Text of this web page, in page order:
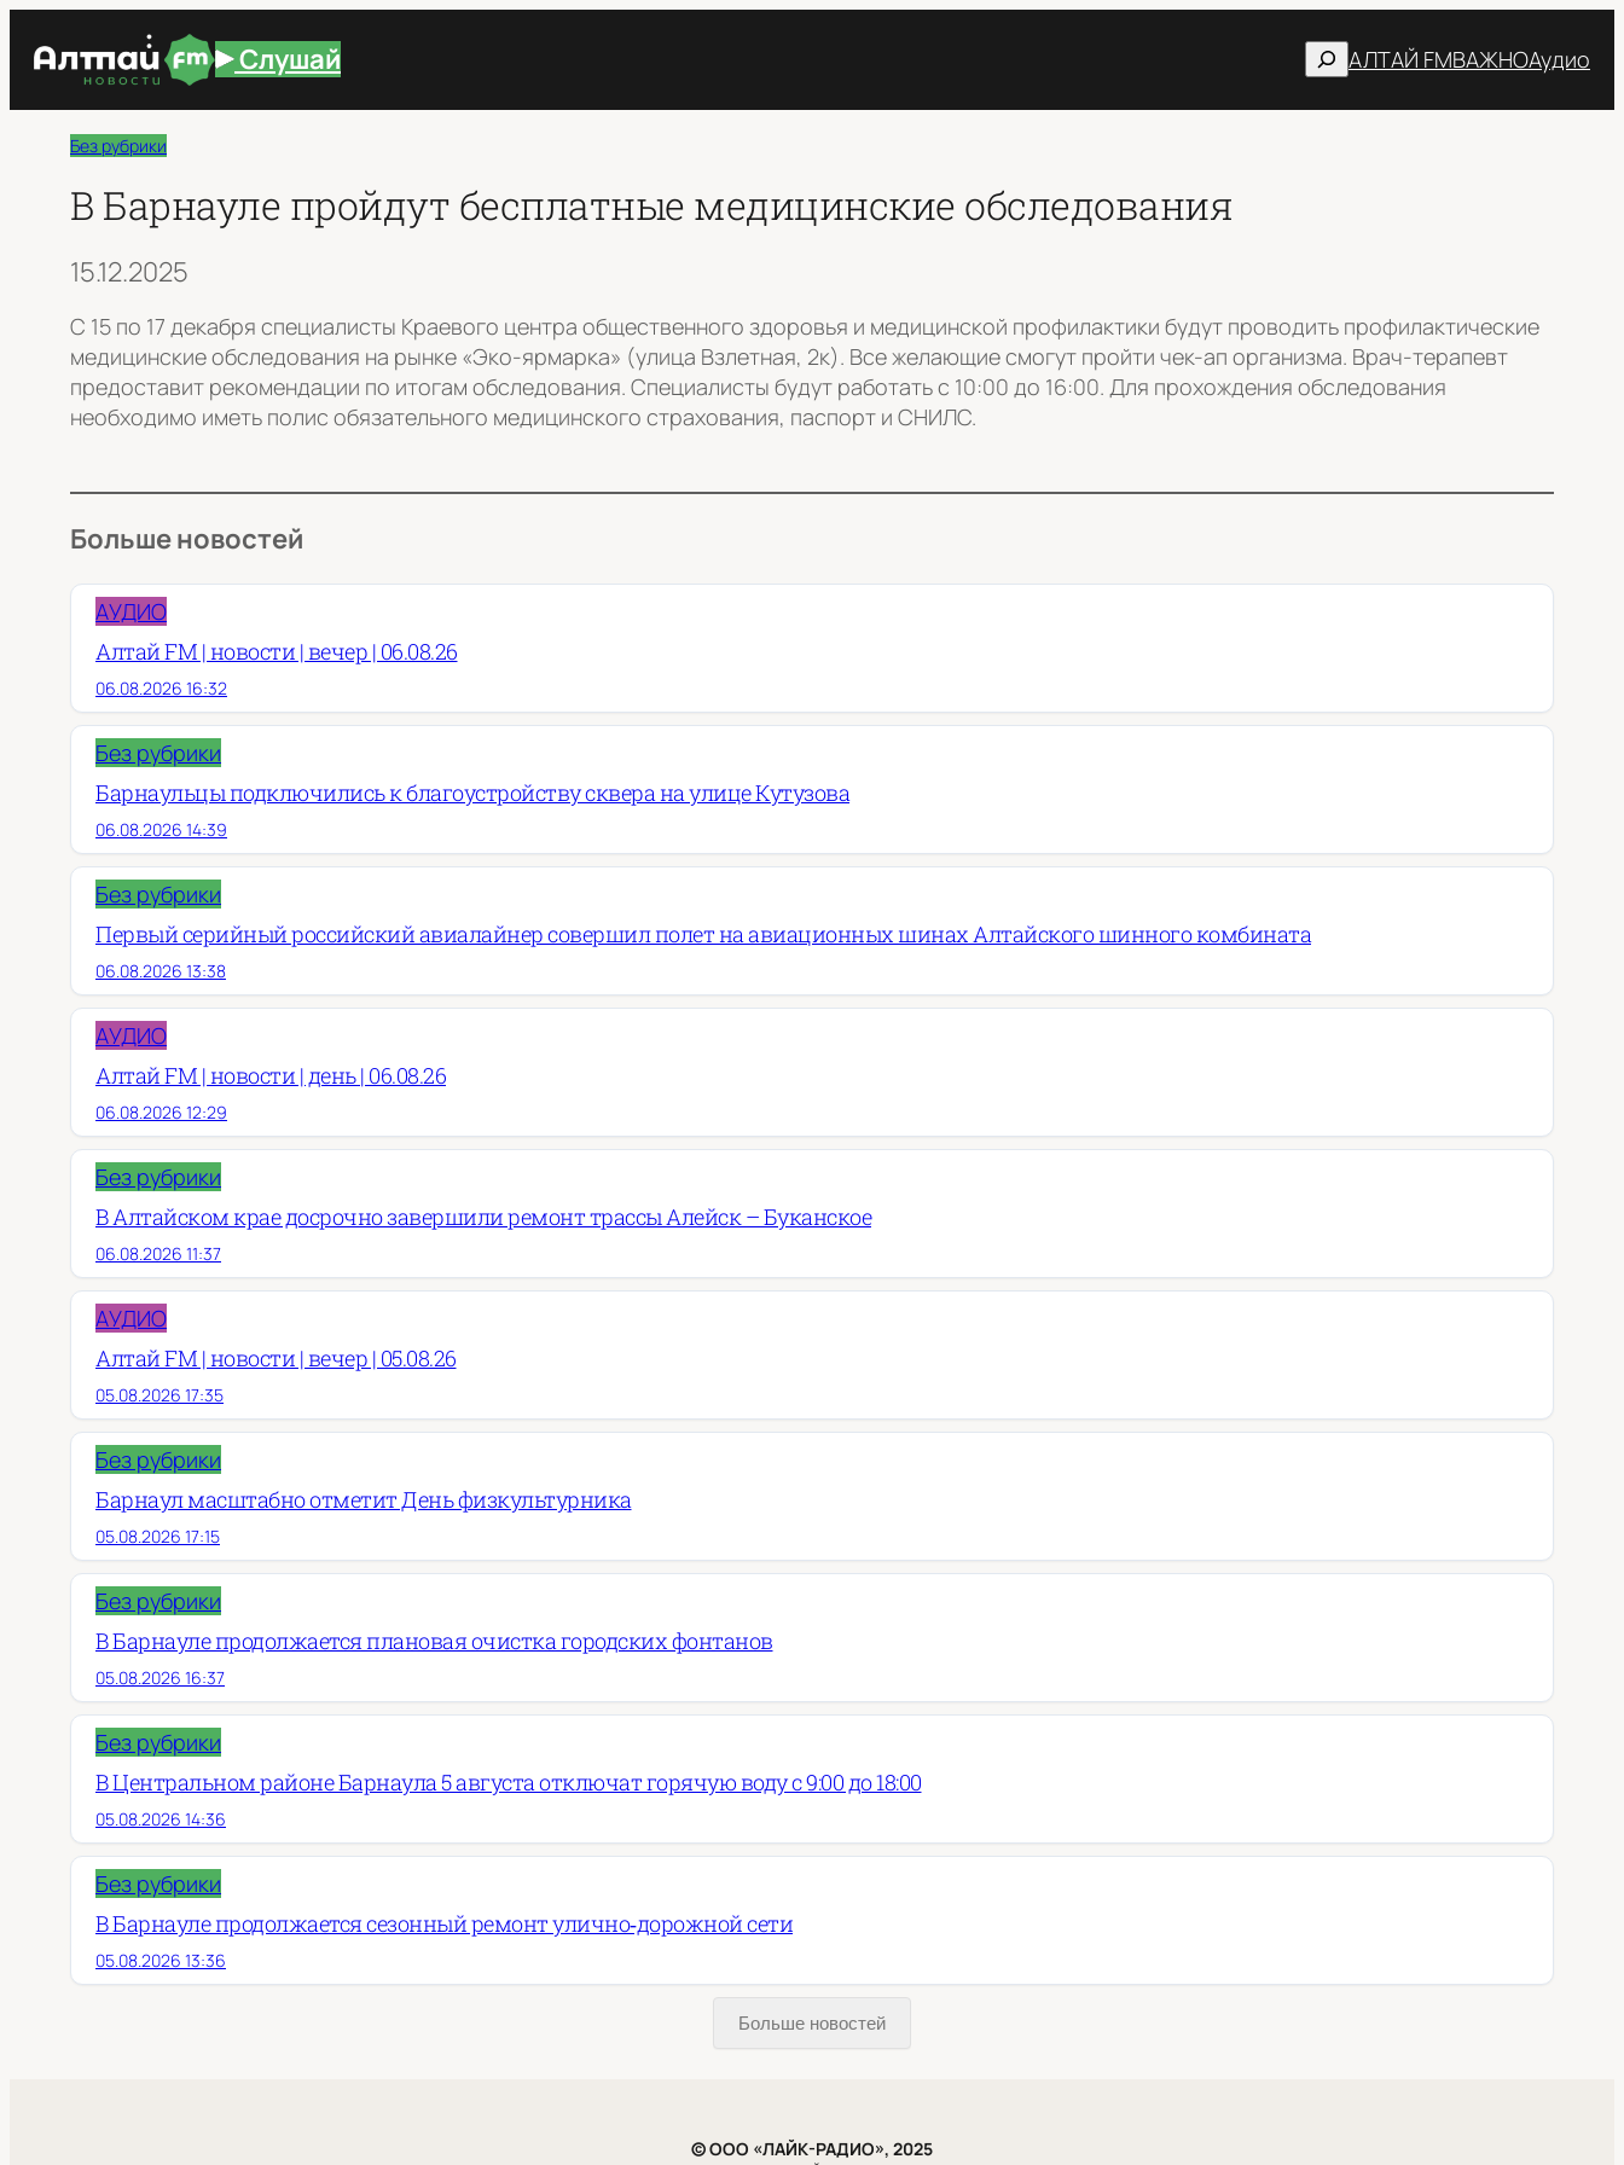
Слушай ПоискАЛТАЙ FMВАЖНОАудио
Без рубрики
В Барнауле пройдут бесплатные медицинские обследования
15.12.2025
С 15 по 17 декабря специалисты Краевого центра общественного здоровья и медицинской профилактики будут проводить профилактические
медицинские обследования на рынке «Эко-ярмарка» (улица Взлетная, 2к). Все желающие смогут пройти чек-ап организма. Врач-терапевт
предоставит рекомендации по итогам обследования. Специалисты будут работать с 10:00 до 16:00. Для прохождения обследования
необходимо иметь полис обязательного медицинского страхования, паспорт и СНИЛС.
Больше новостей
АУДИО
Алтай FM | новости | вечер | 06.08.26
06.08.2026 16:32
Без рубрики
Барнаульцы подключились к благоустройству сквера на улице Кутузова
06.08.2026 14:39
Без рубрики
Первый серийный российский авиалайнер совершил полет на авиационных шинах Алтайского шинного комбината
06.08.2026 13:38
АУДИО
Алтай FM | новости | день | 06.08.26
06.08.2026 12:29
Без рубрики
В Алтайском крае досрочно завершили ремонт трассы Алейск – Буканское
06.08.2026 11:37
АУДИО
Алтай FM | новости | вечер | 05.08.26
05.08.2026 17:35
Без рубрики
Барнаул масштабно отметит День физкультурника
05.08.2026 17:15
Без рубрики
В Барнауле продолжается плановая очистка городских фонтанов
05.08.2026 16:37
Без рубрики
В Центральном районе Барнаула 5 августа отключат горячую воду с 9:00 до 18:00
05.08.2026 14:36
Без рубрики
В Барнауле продолжается сезонный ремонт улично‑дорожной сети
05.08.2026 13:36
Больше новостей
© ООО «ЛАЙК-РАДИО», 2025